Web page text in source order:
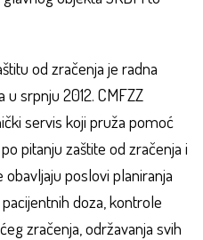
od zračenja je radna
srpnju 2012. CMFZZ
servis koji pruža pomoć
pitanju zaštite od zračenja i
poslovi planiranja
doza, kontrole
zračenja, održavanja svih